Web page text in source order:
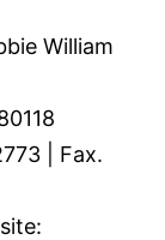
William
| Fax.